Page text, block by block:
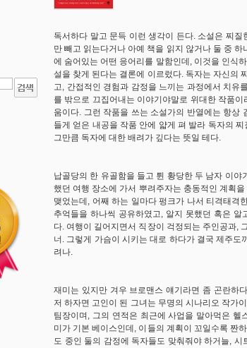
독서하다 말고 문득 이런 생각이 든다. 소설은 찌
만 빼고 읽는다거나 아예 책을 읽지 않거나 둘 중
에 숨어있는 어떤 응어리를 말함인데, 이것을 인식
설을 찾게 된다는 결론에 이르렀다. 독자는 자신의
고, 간접적인 경험과 감정을 느끼는 과정에서 치유
를 밖으로 끄집어내는 이야기야말로 위대한 작품
움이다. 그런 작품을 쓰는 소설가의 반열에는 항상
들게 얻은 내공을 작품 안에 얇게 펴 발라 독자의
그만큼 독자에 대한 배려가 깊다는 뜻일 테다.
납골당의 한 유골함을 들고 튄 황당한 두 남자 이
했던 여행 장소에 가서 뿌려주자는 충동적인 계획
맺었는데, 어째 하는 일마다 펑크가 나서 티격태격
추억들을 하나씩 공유하였고, 알지 못했던 혹은
다. 여행이 길어지면서 직장이 걱정되는 주인공과,
너. 그렇게 가슴이 시키는 대로 하다가 결국 제주
려나.
재미는 있지만 겨우 브로맨스 얘기라면 좀 곤란하
저 하자면 고인이 된 그녀는 무명의 시나리오 작가
팀장이며, 그의 연적은 최근에 사업을 말아먹은 헬
미가 기본 베이스인데, 이들의 계획이 꼬일수록 짠
도 중인 둘의 감정에 독자들도 맞춰줘야 하거늘,